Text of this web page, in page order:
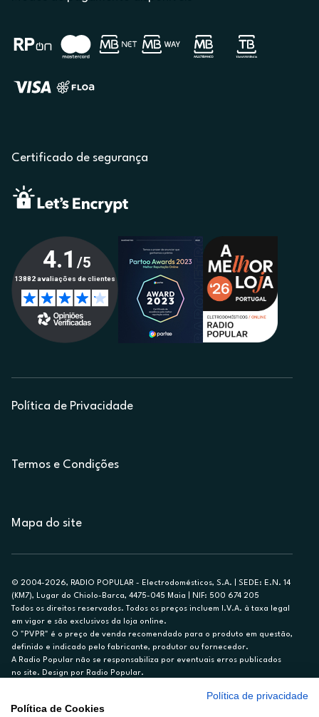
Certificado de segurança
Política de Privacidade
Termos e Condições
Mapa do site
© 2004-2026, RADIO POPULAR - Electrodomésticos, S.A. | SEDE: E.N. 14
(KM7), Lugar do Chiolo-Barca, 4475-045 Maia | NIF: 500 674 205
Todos os direitos reservados. Todos os preços incluem I.V.A. à taxa legal
em vigor e são exclusivos da loja online.
O "PVPR" é o preço de venda recomendado para o produto em questão,
definido e indicado pelo fabricante, produtor ou fornecedor.
A Radio Popular não se responsabiliza por eventuais erros publicados
no site. Design por Radio Popular.
Ex. para limite de crédito de €1.500, reembolsado em 12 meses, TAN
Política de privacidade
Política de Cookies